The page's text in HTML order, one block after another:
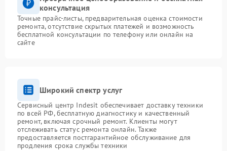
консультация
Точные прайс-листы, предварительная оценка стоимости
ремонта, отсутствие скрытых платежей и возможность
бесплатной консультации по телефону или онлайн на
сайте
Широкий спектр услуг
Сервисный центр Indesit обеспечивает доставку техники
по всей РФ, бесплатную диагностику и качественный
ремонт, включая срочный ремонт. Клиенты могут
отслеживать статус ремонта онлайн. Также
предоставляется постгарантийное обслуживание для
продления срока службы техники